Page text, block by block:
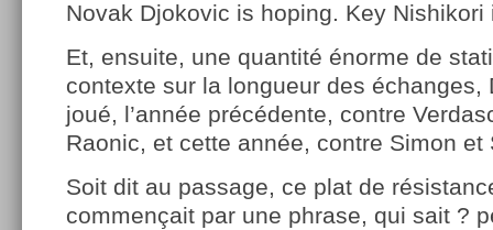
Novak Djokovic is hoping. Key Nishikori
Et, ensuite, une quantité énorme de
contexte sur la longueur des échanges,
joué, l’année précédente, contre
Raonic, et cette année, contre Simon et
Soit dit au passage, ce plat de
commençait par une phrase, qui sait ?